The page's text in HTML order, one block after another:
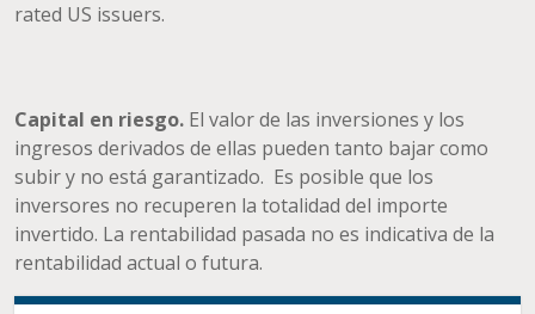
rated US issuers.
Capital en riesgo. El valor de las inversiones y los
ingresos derivados de ellas pueden tanto bajar como
subir y no está garantizado. Es posible que los
inversores no recuperen la totalidad del importe
invertido. La rentabilidad pasada no es indicativa de la
rentabilidad actual o futura.